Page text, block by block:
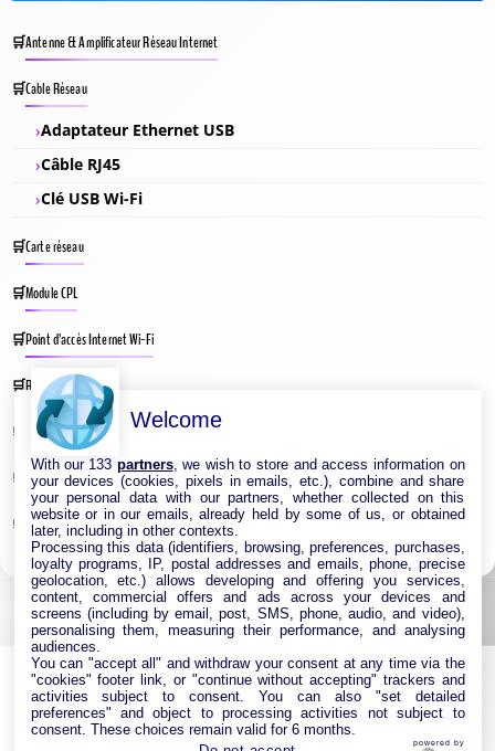
Antenne & Amplificateur Réseau Internet
Cable Réseau
Adaptateur Ethernet USB
Câble RJ45
Clé USB Wi-Fi
Carte réseau
Module CPL
Point d’accès Internet Wi-Fi
Répéteur Wifi
Routeur Internet
Switches & Hubs Réseau
Système WIFI Mesh
Welcome
With our 133 partners, we wish to store and access information on
your devices (cookies, pixels in emails, etc.), combine and share
your personal data with our partners, whether collected on this
website or in our emails, already held by some of us, or obtained
later, including in other contexts.
Processing this data (identifiers, browsing, preferences, purchases,
loyalty programs, IP, postal addresses and emails, phone, precise
geolocation, etc.) allows developing and offering you services,
content, commercial offers and ads across your devices and
screens (including by email, post, SMS, phone, audio, and video),
personalising them, measuring their performance, and analysing
audiences.
You can "accept all" and withdraw your consent at any time via the
"cookies" footer link, or "continue without accepting" trackers and
activities subject to consent. You can also "set detailed
preferences" and object to processing activities not subject to
consent. These choices remain valid for 6 months.
powered by